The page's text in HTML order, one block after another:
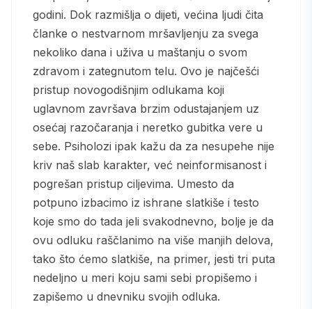
godini. Dok razmišlja o dijeti, većina ljudi čita
članke o nestvarnom mršavljenju za svega
nekoliko dana i uživa u maštanju o svom
zdravom i zategnutom telu. Ovo je najčešći
pristup novogodišnjim odlukama koji
uglavnom završava brzim odustajanjem uz
osećaj razočaranja i neretko gubitka vere u
sebe. Psiholozi ipak kažu da za nesupehe nije
kriv naš slab karakter, već neinformisanost i
pogrešan pristup ciljevima. Umesto da
potpuno izbacimo iz ishrane slatkiše i testo
koje smo do tada jeli svakodnevno, bolje je da
ovu odluku raščlanimo na više manjih delova,
tako što ćemo slatkiše, na primer, jesti tri puta
nedeljno u meri koju sami sebi propišemo i
zapišemo u dnevniku svojih odluka.